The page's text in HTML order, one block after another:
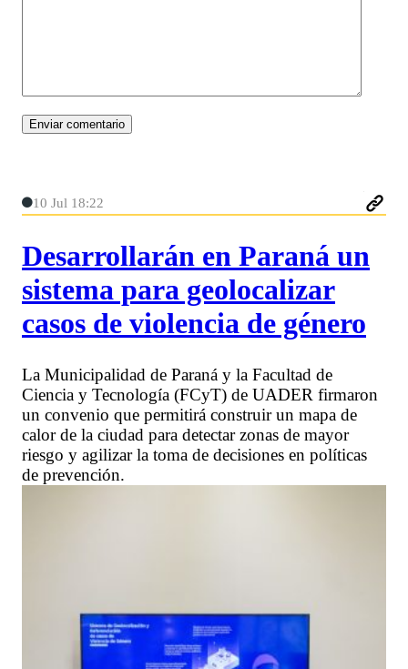
10 Jul 18:22
Desarrollarán en Paraná un
sistema para geolocalizar
casos de violencia de género
La Municipalidad de Paraná y la Facultad de
Ciencia y Tecnología (FCyT) de UADER firmaron
un convenio que permitirá construir un mapa de
calor de la ciudad para detectar zonas de mayor
riesgo y agilizar la toma de decisiones en políticas
de prevención.